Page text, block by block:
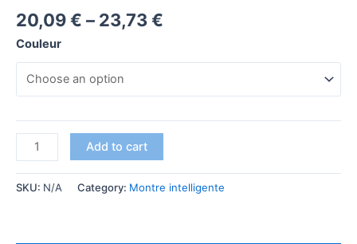
20,09€ – 23,73€
Couleur
Add to cart
SKU: N/A Category: Montre intelligente